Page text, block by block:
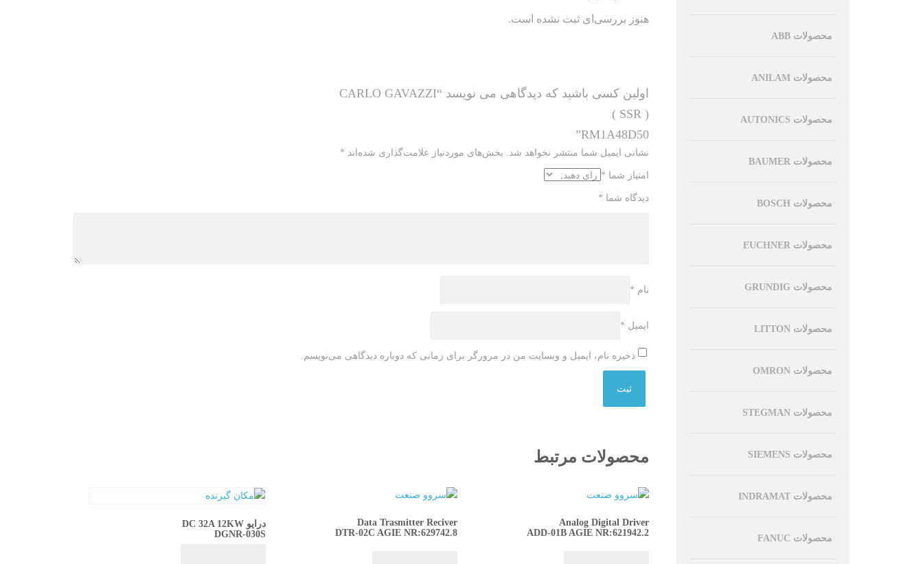
هنوز بررسی‌ای ثبت نشده است.
اولین کسی باشید که دیدگاهی می نویسد “CARLO GAVAZZI
( SSR )
RM1A48D50”
نشانی ایمیل شما منتشر نخواهد شد. بخش‌های موردنیاز علامت‌گذاری شده‌اند *
امتیاز شما *
دیدگاه شما *
نام *
ایمیل *
ذخیره نام، ایمیل و وبسایت من در مرورگر برای زمانی که دوباره دیدگاهی می‌نویسم.
محصولات مرتبط
Analog Digital Driver
ADD-01B AGIE NR:621942.2
Data Trasmitter Reciver
DTR-02C AGIE NR:629742.8
درایو DC 32A 12KW
DGNR-030S
محصولات ABB
محصولات ANILAM
محصولات AUTONICS
محصولات BAUMER
محصولات BOSCH
محصولات EUCHNER
محصولات GRUNDIG
محصولات LITTON
محصولات OMRON
محصولات STEGMAN
محصولات SIEMENS
محصولات INDRAMAT
محصولات FANUC